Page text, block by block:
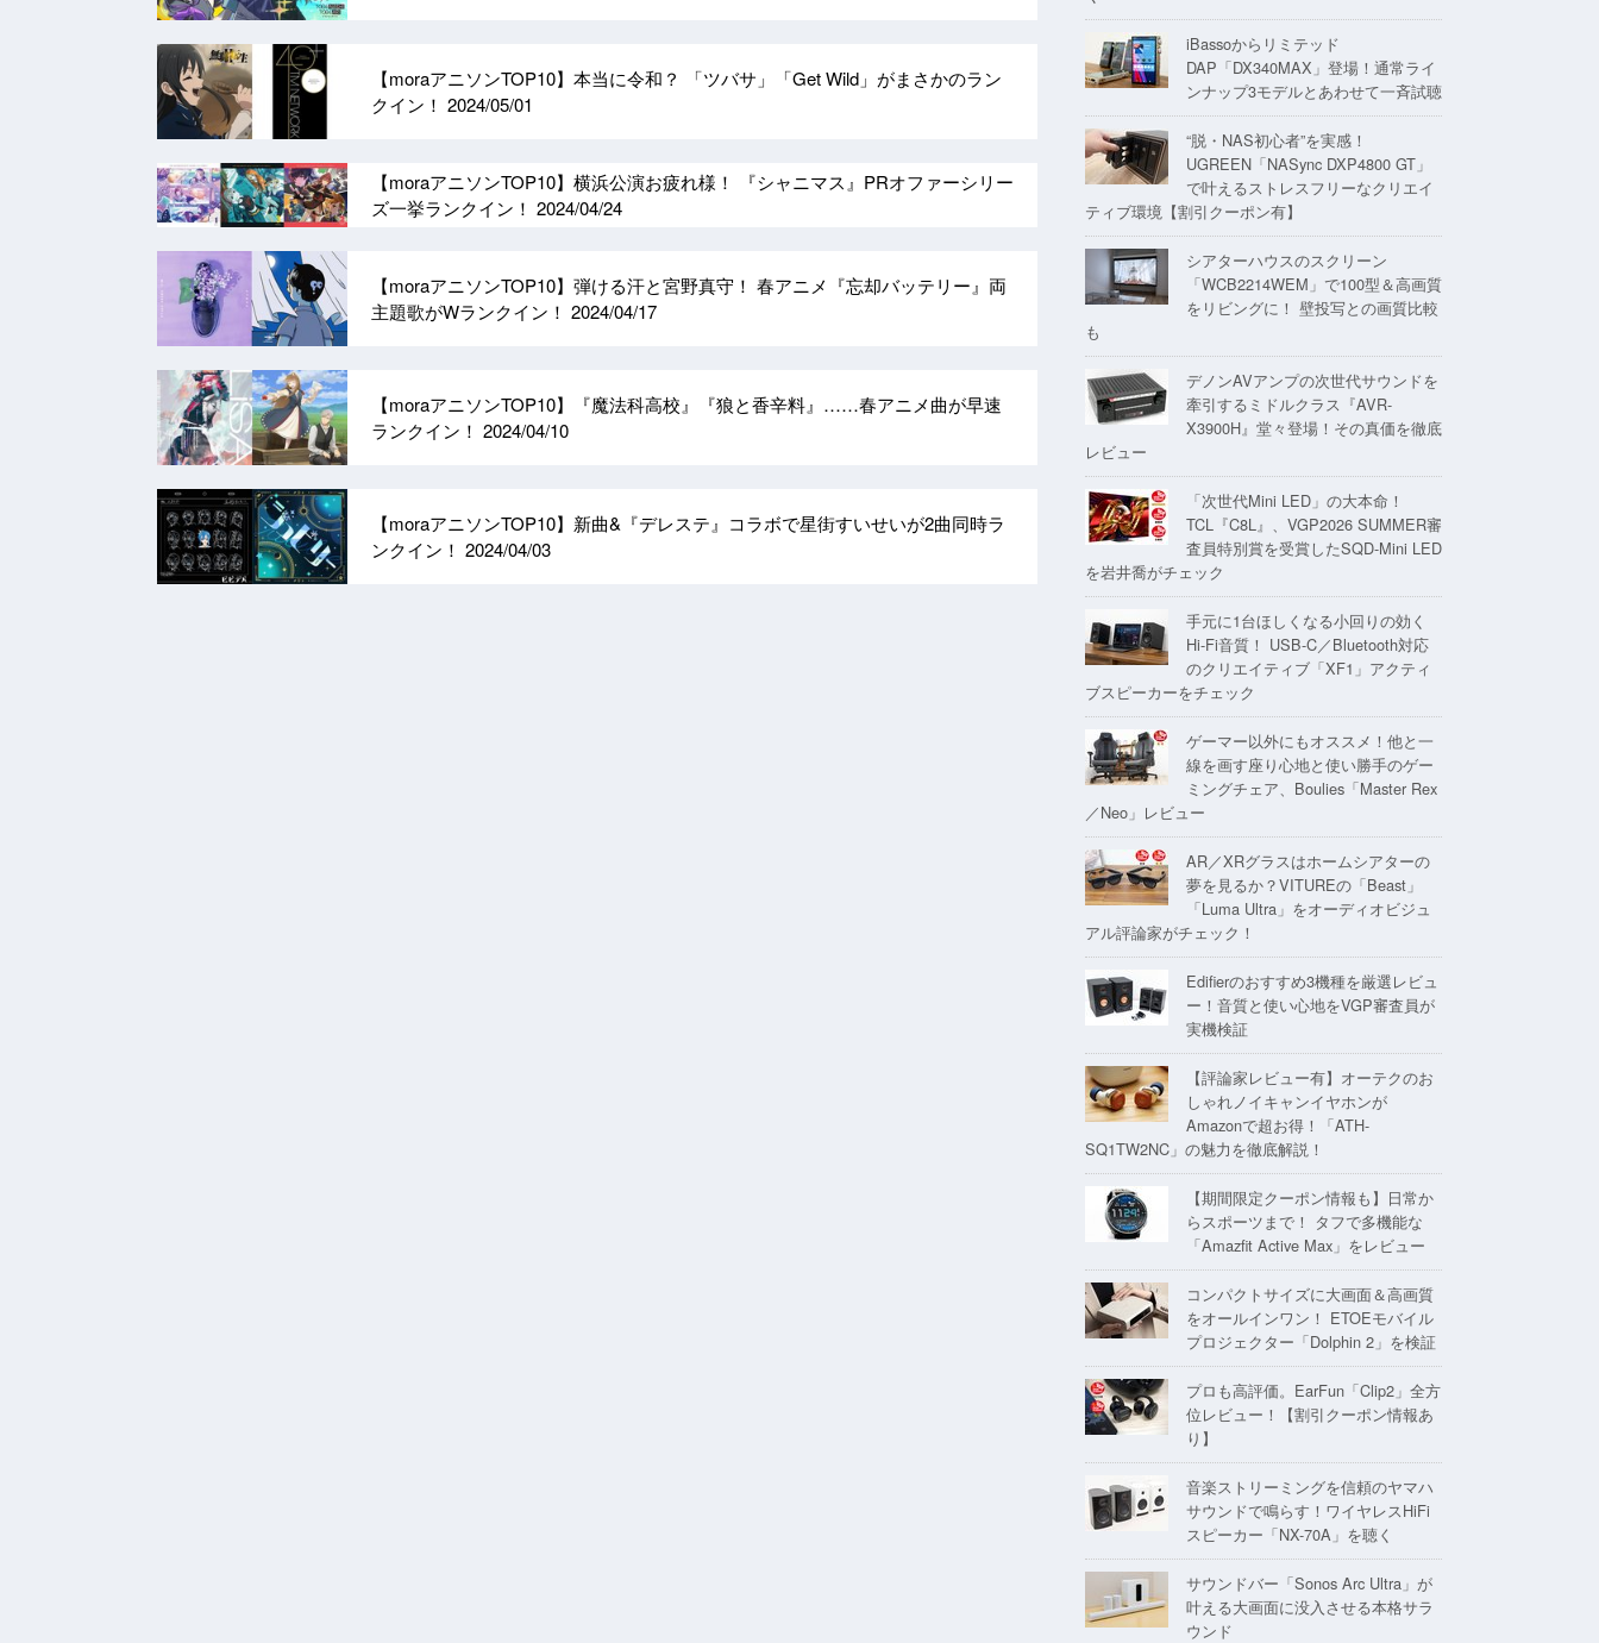
【moraアニソンTOP10】本当に令和？ 「ツバサ」「Get Wild」がまさかのラン
クイン！ 2024/05/01
【moraアニソンTOP10】横浜公演お疲れ様！ 『シャニマス』PRオファーシリー
ズ一挙ランクイン！ 2024/04/24
【moraアニソンTOP10】弾ける汗と宮野真守！ 春アニメ『忘却バッテリー』両
主題歌がWランクイン！ 2024/04/17
【moraアニソンTOP10】『魔法科高校』『狼と香辛料』……春アニメ曲が早速
ランクイン！ 2024/04/10
【moraアニソンTOP10】新曲&『デレステ』コラボで星街すいせいが2曲同時ラ
ンクイン！ 2024/04/03
iBassoからリミテッド
DAP「DX340MAX」登場！通常ライ
ンナップ3モデルとあわせて一斉試聴
“脱・NAS初心者”を実感！
UGREEN「NASync DXP4800 GT」
で叶えるストレスフリーなクリエイ
ティブ環境【割引クーポン有】
シアターハウスのスクリーン
「WCB2214WEM」で100型＆高画質
をリビングに！ 壁投写との画質比較
も
デノンAVアンプの次世代サウンドを
牽引するミドルクラス『AVR-
X3900H』堂々登場！その真価を徹底
レビュー
「次世代Mini LED」の大本命！
TCL『C8L』、VGP2026 SUMMER審
査員特別賞を受賞したSQD-Mini LED
を岩井喬がチェック
手元に1台ほしくなる小回りの効く
Hi-Fi音質！ USB-C／Bluetooth対応
のクリエイティブ「XF1」アクティ
ブスピーカーをチェック
ゲーマー以外にもオススメ！他と一
線を画す座り心地と使い勝手のゲー
ミングチェア、Boulies「Master Rex
／Neo」レビュー
AR／XRグラスはホームシアターの
夢を見るか？VITUREの「Beast」
「Luma Ultra」をオーディオビジュ
アル評論家がチェック！
Edifierのおすすめ3機種を厳選レビュ
ー！音質と使い心地をVGP審査員が
実機検証
【評論家レビュー有】オーテクのお
しゃれノイキャンイヤホンが
Amazonで超お得！「ATH-
SQ1TW2NC」の魅力を徹底解説！
【期間限定クーポン情報も】日常か
らスポーツまで！ タフで多機能な
「Amazfit Active Max」をレビュー
コンパクトサイズに大画面＆高画質
をオールインワン！ ETOEモバイル
プロジェクター「Dolphin 2」を検証
プロも高評価。EarFun「Clip2」全方
位レビュー！【割引クーポン情報あ
り】
音楽ストリーミングを信頼のヤマハ
サウンドで鳴らす！ワイヤレスHiFi
スピーカー「NX-70A」を聴く
サウンドバー「Sonos Arc Ultra」が
叶える大画面に没入させる本格サラ
ウンド